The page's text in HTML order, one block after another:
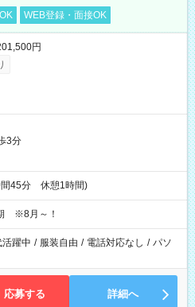
WEB登録・面接OK
円
3分
間45分 休憩1時間)
※8月～！
躍中 / 服装自由 / 電話対応なし / パソ
応募する 詳細へ